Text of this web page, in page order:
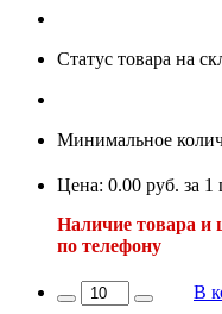
Статус товара на
Минимальное
Цена: 0.00 руб. за 1
Наличие товара и
по телефону
В